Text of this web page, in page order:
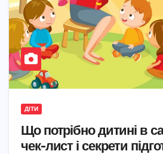
ДІТИ
Що потрібно дитині в
чек-лист і секрети